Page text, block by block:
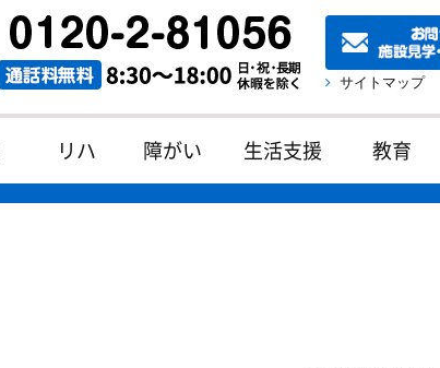
サイトマップ
リハ 障がい 生活支援 教育